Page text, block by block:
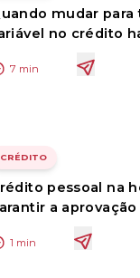
mudar para
no crédito
7 min
CRÉDITO
pessoal na
a aprovação
1 min